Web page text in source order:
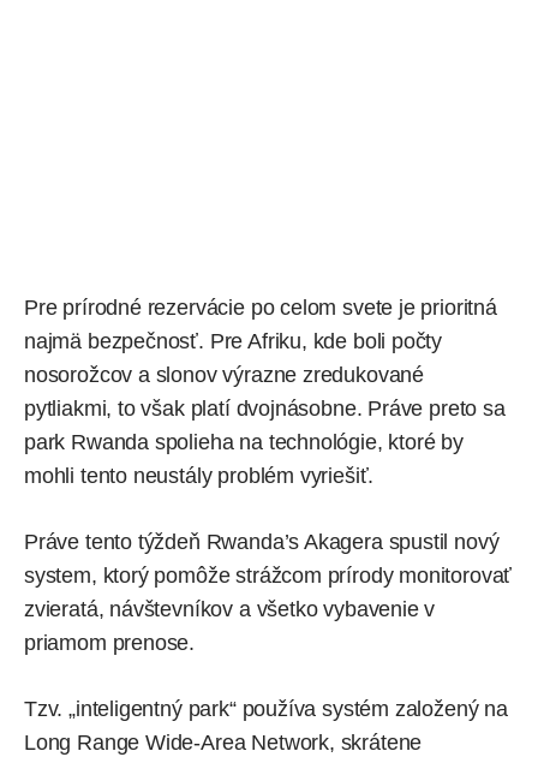
Pre prírodné rezervácie po celom svete je prioritná
najmä bezpečnosť. Pre Afriku, kde boli počty
nosorožcov a slonov výrazne zredukované
pytliakmi, to však platí dvojnásobne. Práve preto sa
park Rwanda spolieha na technológie, ktoré by
mohli tento neustály problém vyriešiť.
Práve tento týždeň Rwanda’s Akagera spustil nový
system, ktorý pomôže strážcom prírody monitorovať
zvieratá, návštevníkov a všetko vybavenie v
priamom prenose.
Tzv. „inteligentný park“ používa systém založený na
Long Range Wide-Area Network, skrátene